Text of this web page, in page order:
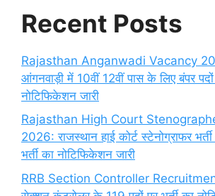
Recent Posts
Rajasthan Anganwadi Vacancy
आंगनवाड़ी में 10वीं 12वीं पास के लिए बंपर पदों
नोटिफिकेशन जारी
Rajasthan High Court
2026: राजस्थान हाई कोर्ट स्टेनोग्राफर
भर्ती का नोटिफिकेशन जारी
RRB Section Controller